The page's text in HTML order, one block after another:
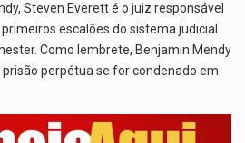
Steven Everett é o juiz responsável
escalões do sistema judicial
Como lembrete, Benjamin Mendy
perpétua se for condenado em